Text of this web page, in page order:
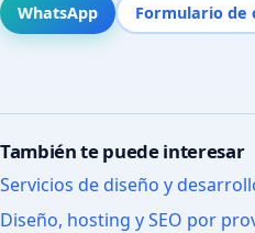
WhatsApp Formulario de
También te puede interesar
Servicios de diseño y
Diseño, hosting y SEO por